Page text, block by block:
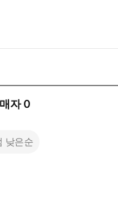
자 0
낮은순